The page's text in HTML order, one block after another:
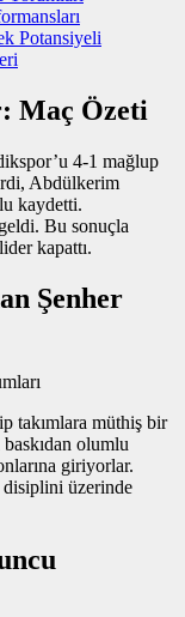
Potansiyeli
Maç Özeti
4-1 mağlup
Abdülkerim
kaydetti.
Bu sonuçla
kapattı.
Şenher
takımlara müthiş bir
olumlu
giriyorlar.
disiplini üzerinde